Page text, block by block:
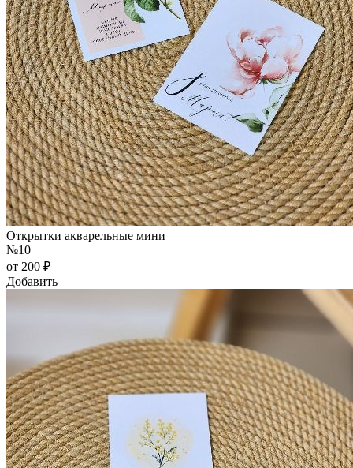
Открытки акварельные мини
№10
от 200 ₽
Добавить